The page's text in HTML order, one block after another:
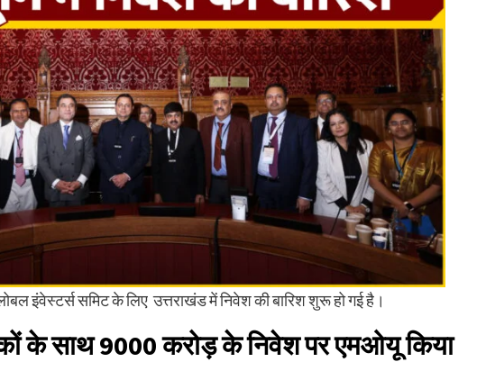
इंवेस्टर्स समिट के लिए उत्तराखंड में निवेश की बारिश शुरू हो गई है।
के साथ 9000 करोड़ के निवेश पर एमओयू किया